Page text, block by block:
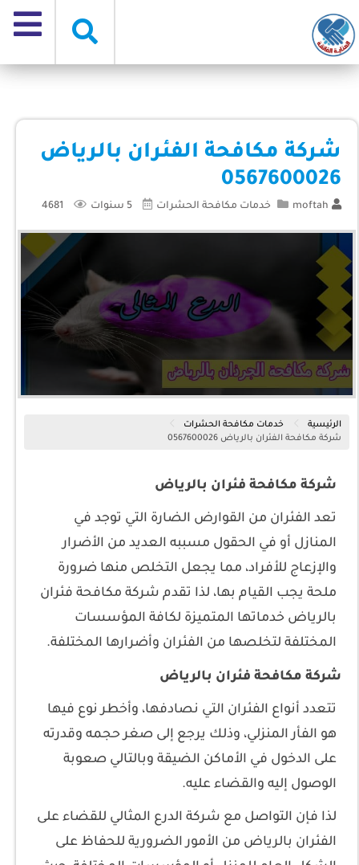
شركة مكافحة الفئران بالرياض
0567600026
moftah خدمات مكافحة الحشرات 5 سنوات
الرئيسية
خدمات مكافحة الحشرات
شركة مكافحة الفئران بالرياض 0567600026
شركة مكافحة فئران بالرياض
تعد الفئران من القوارض الضارة التي توجد في
المنازل أو في الحقول مسببه العديد من الأضرار
والإزعاج للأفراد، مما يجعل التخلص منها ضرورة
ملحة يجب القيام بها، لذا تقدم شركة مكافحة فئران
بالرياض خدماتها المتميزة لكافة المؤسسات
المختلفة لتخلصها من الفئران وأضرارها المختلفة.
شركة مكافحة فئران بالرياض
تتعدد أنواع الفئران التي نصادفها، وأخطر نوع فيها
هو الفأر المنزلي، وذلك يرجع إلى صغر حجمه وقدرته
على الدخول في الأماكن الضيقة وبالتالي صعوبة
الوصول إليه والقضاء عليه.
لذا فإن التواصل مع شركة الدرع المثالي للقضاء على
الفئران بالرياض من الأمور الضرورية للحفاظ على